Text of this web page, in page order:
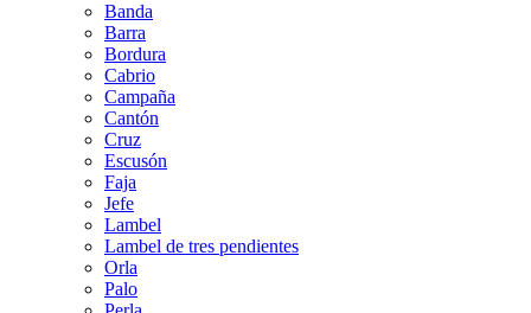
Banda
Barra
Bordura
Cabrio
Campaña
Cantón
Cruz
Escusón
Faja
Jefe
Lambel
Lambel de tres pendientes
Orla
Palo